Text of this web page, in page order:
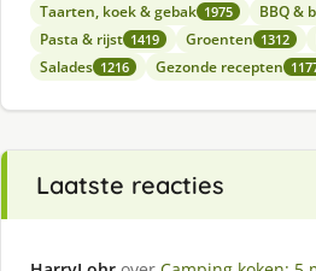
Taarten, koek & gebak 1975 BBQ &
Pasta & rijst 1419 Groenten 1312
Salades 1216 Gezonde recepten
Laatste reacties